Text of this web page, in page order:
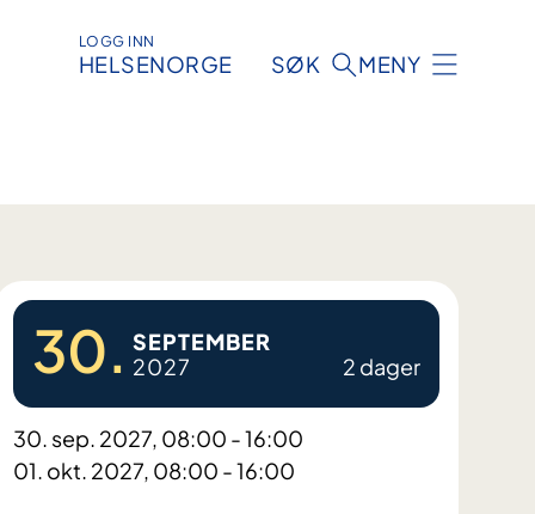
LOGG INN
HELSENORGE SØK MENY
30. SEPTEMBER
2027
2 dager
30. sep. 2027, 08:00 - 16:00
01. okt. 2027, 08:00 - 16:00